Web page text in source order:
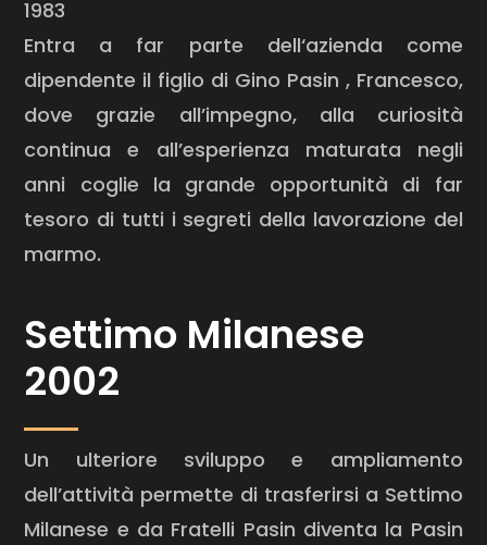
1983
Entra a far parte dell‘azienda come
dipendente il figlio di Gino Pasin , Francesco,
dove grazie all’impegno, alla curiosità
continua e all’esperienza maturata negli
anni coglie la grande opportunità di far
tesoro di tutti i segreti della lavorazione del
marmo.
Settimo Milanese
2002
Un ulteriore sviluppo e ampliamento
dell’attività permette di trasferirsi a Settimo
Milanese e da Fratelli Pasin diventa la Pasin